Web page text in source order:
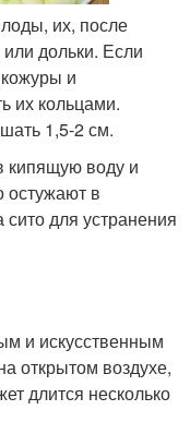
их, после
или дольки. Если
и
их кольцами.
1,5-2 см.
кипящую воду и
остужают в
для устранения
и искусственным
открытом воздухе,
длится несколько